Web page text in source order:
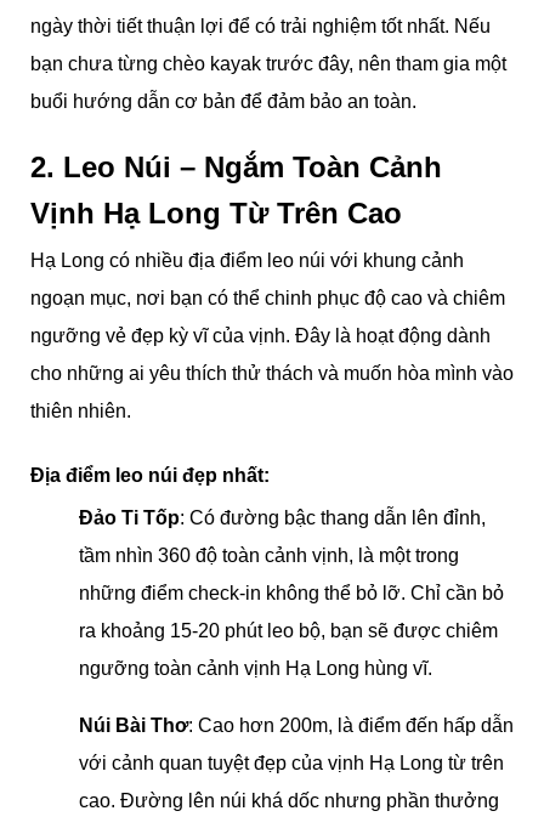
ngày thời tiết thuận lợi để có trải nghiệm tốt nhất. Nếu
bạn chưa từng chèo kayak trước đây, nên tham gia một
buổi hướng dẫn cơ bản để đảm bảo an toàn.
2. Leo Núi – Ngắm Toàn Cảnh
Vịnh Hạ Long Từ Trên Cao
Hạ Long có nhiều địa điểm leo núi với khung cảnh
ngoạn mục, nơi bạn có thể chinh phục độ cao và chiêm
ngưỡng vẻ đẹp kỳ vĩ của vịnh. Đây là hoạt động dành
cho những ai yêu thích thử thách và muốn hòa mình vào
thiên nhiên.
Địa điểm leo núi đẹp nhất:
Đảo Ti Tốp: Có đường bậc thang dẫn lên đỉnh,
tầm nhìn 360 độ toàn cảnh vịnh, là một trong
những điểm check-in không thể bỏ lỡ. Chỉ cần bỏ
ra khoảng 15-20 phút leo bộ, bạn sẽ được chiêm
ngưỡng toàn cảnh vịnh Hạ Long hùng vĩ.
Núi Bài Thơ: Cao hơn 200m, là điểm đến hấp dẫn
với cảnh quan tuyệt đẹp của vịnh Hạ Long từ trên
cao. Đường lên núi khá dốc nhưng phần thưởng